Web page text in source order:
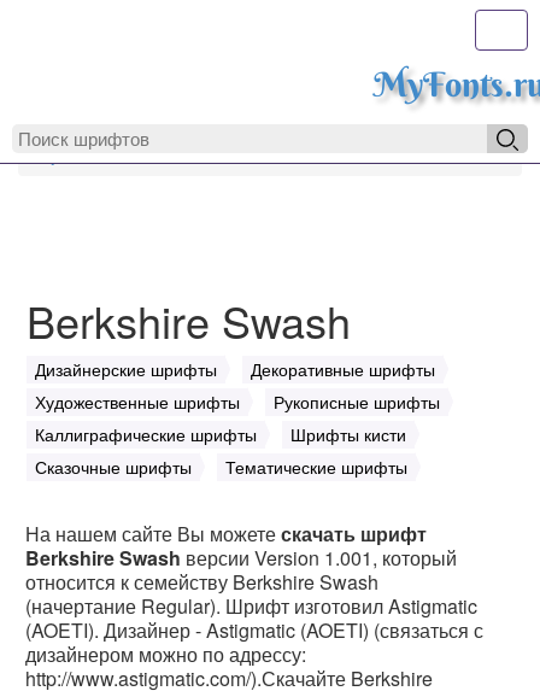
MyFonts.ru
Berkshire Swash
Дизайнерские шрифты
Декоративные шрифты
Художественные шрифты
Рукописные шрифты
Каллиграфические шрифты
Шрифты кисти
Сказочные шрифты
Тематические шрифты
На нашем сайте Вы можетескачать шрифт
Berkshire Swash версии Version 1.001, который
относится к семейству Berkshire Swash
(начертание Regular). Шрифт изготовил Astigmatic
(AOETI). Дизайнер - Astigmatic (AOETI) (связаться с
дизайнером можно по адрессу:
http://www.astigmatic.com/).Скачайте Berkshire